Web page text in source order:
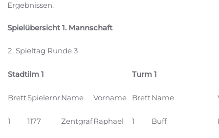
Ergebnissen.
Spielübersicht 1. Mannschaft
2. Spieltag Runde 3
Stadtilm 1 Turm 1
Brett SpielernrName Vorname Brett Name
1 1177 ZentgrafRaphael 1 Buff